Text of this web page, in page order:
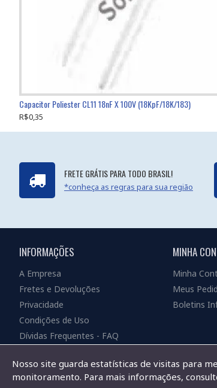
Capacitor Poliester CL11 18nF X 100V (18KpF/18K/183)
R$0,35
FRETE GRÁTIS PARA TODO BRASIL!
*conheça as regras para sua região
INFORMAÇÕES
A Empresa
Fretes e Devoluções
Privacidade
Condições de Uso
Dívidas Frequentes - FAQ
MINHA
Minha
Meus
Boletins
Nosso site guarda estatísticas de visitas para
monitoramento. Para mais informações,